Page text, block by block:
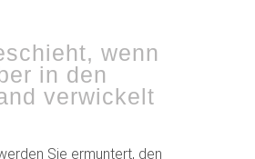
wenn
in den
verwickelt
Sie ermuntert, den